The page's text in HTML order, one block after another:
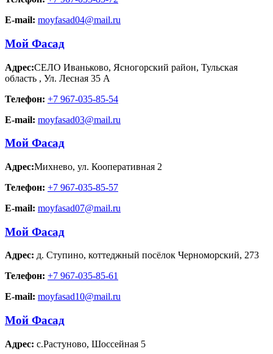
E-mail: moyfasad04@mail.ru
Мой Фасад
Адрес:СЕЛО Иваньково, Ясногорский район, Тульская
область , Ул. Лесная 35 А
Телефон: +7 967-035-85-54
E-mail: moyfasad03@mail.ru
Мой Фасад
Адрес:Михнево, ул. Кооперативная 2
Телефон: +7 967-035-85-57
E-mail: moyfasad07@mail.ru
Мой Фасад
Адрес: д. Ступино, коттеджный посёлок Черноморский, 273
Телефон: +7 967-035-85-61
E-mail: moyfasad10@mail.ru
Мой Фасад
Адрес: с.Растуново, Шоссейная 5